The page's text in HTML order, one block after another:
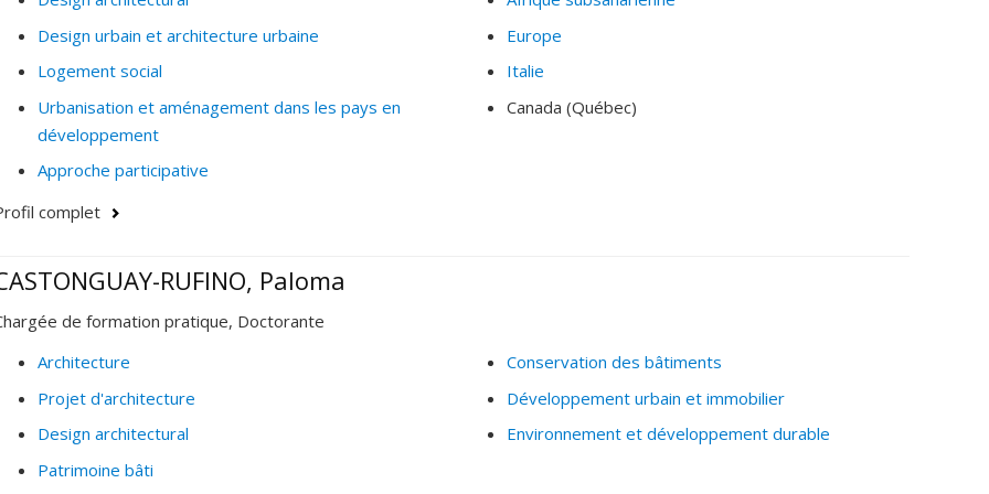
Design urbain et architecture urbaine
Logement social
Urbanisation et aménagement dans les pays en
développement
Approche participative
Europe
Italie
Canada (Québec)
complet
RUFINO, Paloma
de formation pratique, Doctorante
Architecture
Projet d'architecture
Design architectural
Patrimoine bâti
Conservation des bâtiments
Développement urbain et immobilier
Environnement et développement durable